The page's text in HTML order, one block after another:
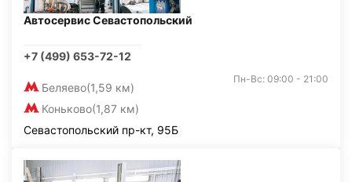
Автосервис Севастопольский
+7 (499) 653-72-12
Беляево(1,59 км)
Коньково(1,87 км)
Пн-Вс: 09:00 - 21:00
Севастопольский пр-кт, 95Б